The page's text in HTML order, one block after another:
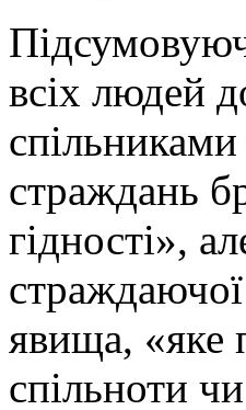
всіх людей
страждань
гідності»,
явища, «яке
спільноти